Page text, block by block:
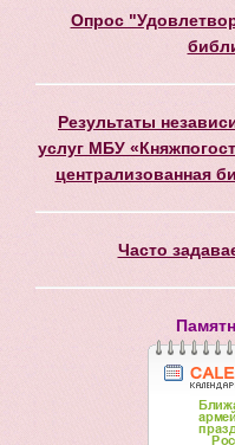
Опрос
Результаты
услуг МБУ
централизованная
Часто